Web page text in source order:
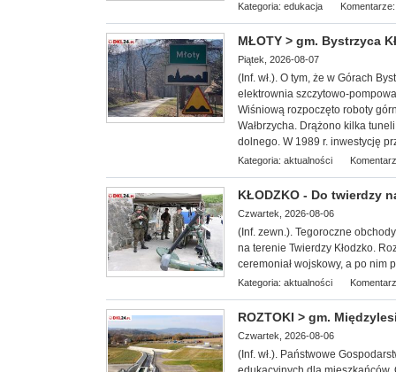
Kategoria: edukacja
MŁOTY > gm. Bystrzyca
Piątek, 2026-08-07
(Inf. wł.). O tym, że w Górach
elektrownia szczytowo-
Wiśniową rozpoczęto roboty
Wałbrzycha. Drążono kilka
dolnego. W 1989 r. inwestycję
Kategoria: aktualności
KŁODZKO - Do twierdzy
Czwartek, 2026-08-06
(Inf. zewn.). Tegoroczne
na terenie Twierdzy Kłodzko.
ceremoniał wojskowy, a po nim
Kategoria: aktualności
ROZTOKI > gm.
Czwartek, 2026-08-06
(Inf. wł.). Państwowe